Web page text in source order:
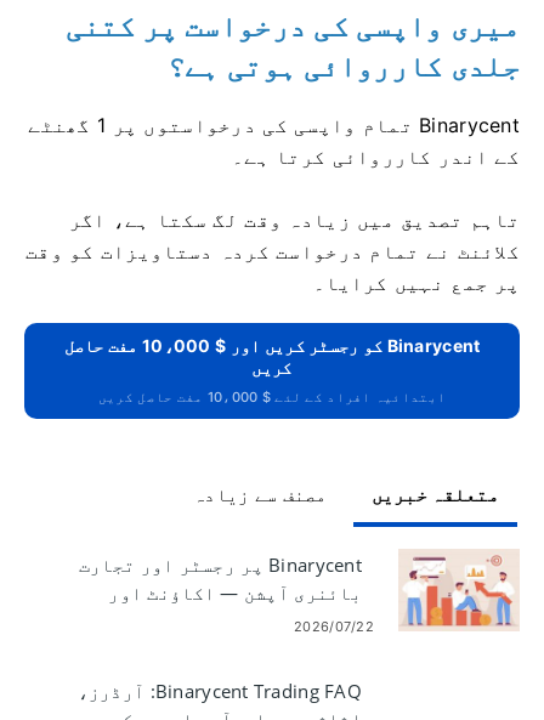
میری واپسی کی درخواست پر کتنی
جلدی کارروائی ہوتی ہے؟
تاہم تصدیق میں زیادہ وقت لگ سکتا ہے، اگر
کلائنٹ نے تمام درخواست کردہ دستاویزات کو وقت
کریں
متعلقہ خبریں
Binarycent پر رجسٹر اور تجارت
بائنری آپشن — اکاؤنٹ اور